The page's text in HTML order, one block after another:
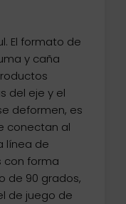
El formato de
y caña
del eje y el
deformen, es
conectan al
línea de
con forma
de 90 grados,
de juego de